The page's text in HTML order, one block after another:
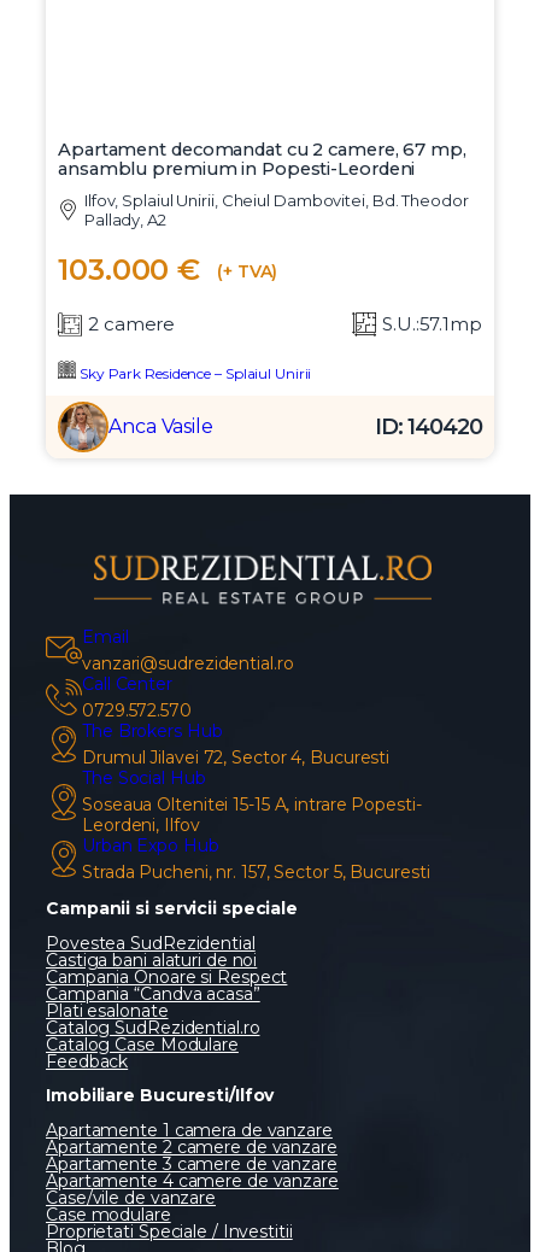
Apartament decomandat cu 2 camere, 67 mp,
ansamblu premium in Popesti-Leordeni
Ilfov, Splaiul Unirii, Cheiul Dambovitei, Bd. Theodor
Pallady, A2
103.000 € (+ TVA)
2 camere S.U.:57.1mp
Sky Park Residence – Splaiul Unirii
Anca Vasile ID: 140420
Email
vanzari@sudrezidential.ro
Call Center
0729.572.570
The Brokers Hub
Drumul Jilavei 72, Sector 4, Bucuresti
The Social Hub
Soseaua Oltenitei 15-15 A, intrare Popesti-
Leordeni, Ilfov
Urban Expo Hub
Strada Pucheni, nr. 157, Sector 5, Bucuresti
Campanii si servicii speciale
Povestea SudRezidential
Castiga bani alaturi de noi
Campania Onoare si Respect
Campania “Candva acasa”
Plati esalonate
Catalog SudRezidential.ro
Catalog Case Modulare
Feedback
Imobiliare Bucuresti/Ilfov
Apartamente 1 camera de vanzare
Apartamente 2 camere de vanzare
Apartamente 3 camere de vanzare
Apartamente 4 camere de vanzare
Case/vile de vanzare
Case modulare
Proprietati Speciale / Investitii